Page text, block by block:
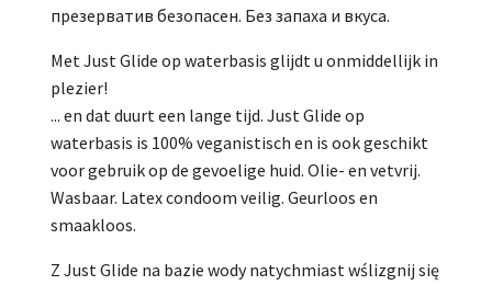
презерватив безопасен. Без запаха и вкуса.
Met Just Glide op waterbasis glijdt u onmiddellijk in
plezier!
... en dat duurt een lange tijd. Just Glide op
waterbasis is 100% veganistisch en is ook geschikt
voor gebruik op de gevoelige huid. Olie- en vetvrij.
Wasbaar. Latex condoom veilig. Geurloos en
smaakloos.
Z Just Glide na bazie wody natychmiast wślizgnij się